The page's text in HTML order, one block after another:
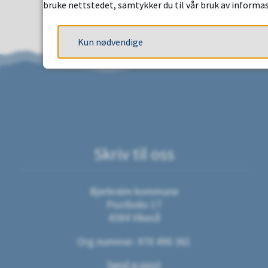
Skriv til oss
Bjerkreim kommune
Postboks 17
4384 Vikeså
Org.nummer: 970 490 361
Send e-post
bruke nettstedet, samtykker du til vår bruk av
Kun nødvendige